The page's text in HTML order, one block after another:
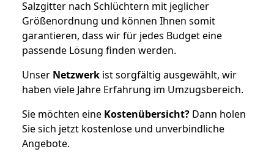
Salzgitter nach Schlüchtern mit jeglicher
Größenordnung und können Ihnen somit
garantieren, dass wir für jedes Budget eine
passende Lösung finden werden.
Unser Netzwerk ist sorgfältig ausgewählt, wir
haben viele Jahre Erfahrung im Umzugsbereich.
Sie möchten eine Kostenübersicht? Dann holen
Sie sich jetzt kostenlose und unverbindliche
Angebote.